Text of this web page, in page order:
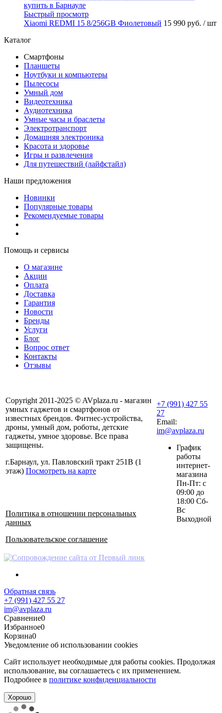
Быстрый просмотр
Xiaomi REDMI 15 8/256GB Фиолетовый 15 990 руб. / шт
Каталог
Смартфоны
Планшеты
Ноутбуки и компьютеры
Пылесосы
Умный дом
Видеотехника
Аудиотехника
Умные часы и браслеты
Электротранспорт
Домашняя электроника
Красота и здоровье
Игры и развлечения
Для путешествий (лайфстайл)
Наши предложения
Новинки
Популярные товары
Рекомендуемые товары
Помощь и сервисы
О магазине
Акции
Оплата
Доставка
Гарантия
Новости
Бренды
Услуги
Блог
Вопрос ответ
Контакты
Отзывы
Copyright 2011-2025 © AVplaza.ru - магазин
умных гаджетов и смартфонов от
известных брендов. Фитнес-устройства,
дроны, умный дом, роботы, детские
гаджеты, умное здоровье. Все права
защищены.
г.Барнаул, ул. Павловский тракт 251В (1
этаж) Посмотреть на карте
Политика в отношении персональных
данных
Пользовательское соглашение
+7 (991) 427 55
27
Email:
im@avplaza.ru
График
работы
интернет-
магазина
Пн-Пт: с
09:00 до
18:00 Сб-
Вс
Выходной
Обратная связь
+7 (991) 427 55 27
im@avplaza.ru
Сравнение0
Избранное0
Корзина0
Уведомление об использовании cookies
Сайт использует необходимые для работы cookies. Продолжая
использование, вы соглашаетесь с их применением.
Подробнее в политике конфиденциальности
Хорошо